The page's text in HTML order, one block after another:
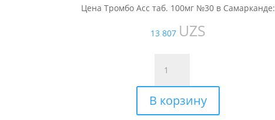
Цена Тромбо Асс таб. 100мг №30 в Самарканде:
13 807 UZS
товара
Тромбо
Асс
таб.
В корзину